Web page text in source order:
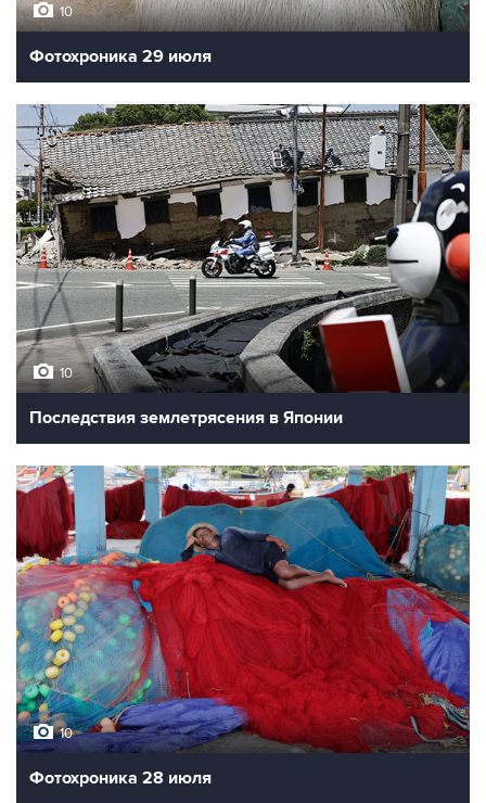
10
Фотохроника 29 июля
10
Последствия землетрясения в Японии
10
Фотохроника 28 июля